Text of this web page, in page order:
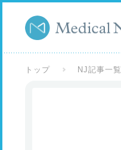
トップ NJ記事一覧